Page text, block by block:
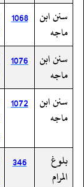
سنن ابن
ماجه
1068
سنن ابن
ماجه
1076
سنن ابن
ماجه
1072
بلوغ
المرام
346